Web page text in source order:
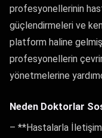
profesyonellerinin
güçlendirmeleri ve
platform haline
profesyonellerin
yönetmelerine
Neden Doktorlar
– **Hastalarla